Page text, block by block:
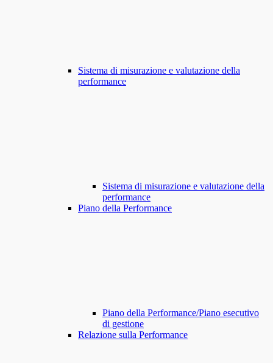
Sistema di misurazione e valutazione della
performance
Sistema di misurazione e valutazione della
performance
Piano della Performance
Piano della Performance/Piano esecutivo
di gestione
Relazione sulla Performance